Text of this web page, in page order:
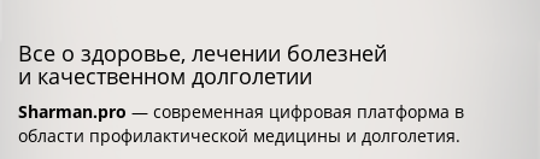
Все о здоровье, лечении болезней
и качественном долголетии
Sharman.pro — современная цифровая платформа в
области профилактической медицины и долголетия.